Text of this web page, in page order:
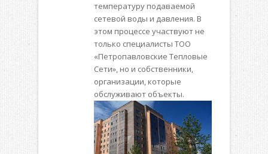
температуру подаваемой
сетевой воды и давления. В
этом процессе участвуют не
только специалисты ТОО
«Петропавловские Тепловые
Сети», но и собственники,
организации, которые
обслуживают объекты.